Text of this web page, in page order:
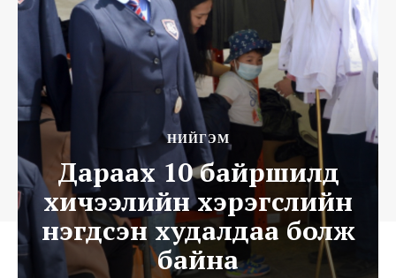
НИЙГЭМ
Дараах 10 байршилд
хичээлийн хэрэгслийн
нэгдсэн худалдаа болж
байна